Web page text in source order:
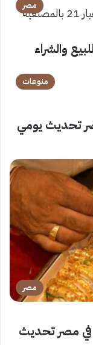
مصر
ارتفاع سعر الذهب في مصر عيار 21 للبيع والشراء
منوعات
تحديث يومي
مصر
في مصر تحديث